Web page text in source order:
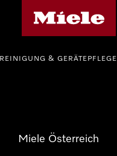
REINIGUNG & GERÄTEPFLEGE
Miele Österreich